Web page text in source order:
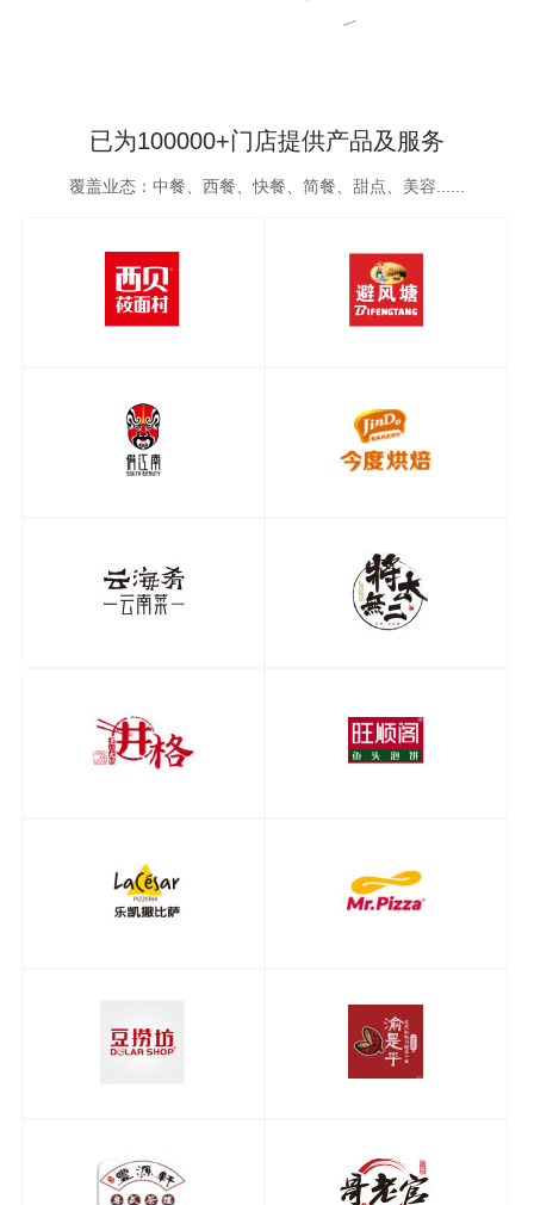
已为100000+门店提供产品及服务
覆盖业态：中餐、西餐、快餐、简餐、甜点、美容......